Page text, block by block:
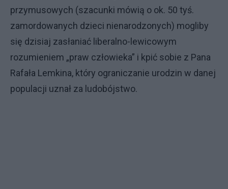
przymusowych (szacunki mówią o ok. 50 tyś.
zamordowanych dzieci nienarodzonych) mogliby
się dzisiaj zasłaniać liberalno-lewicowym
rozumieniem „praw człowieka” i kpić sobie z Pana
Rafała Lemkina, który ograniczanie urodzin w danej
populacji uznał za ludobójstwo.